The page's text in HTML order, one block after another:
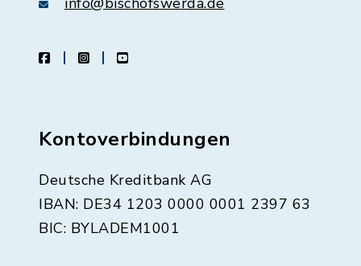
facebookinstagramyoutube
Kontoverbindungen
Deutsche Kreditbank AG
IBAN: DE34 1203 0000 0001 2397 63
BIC: BYLADEM1001